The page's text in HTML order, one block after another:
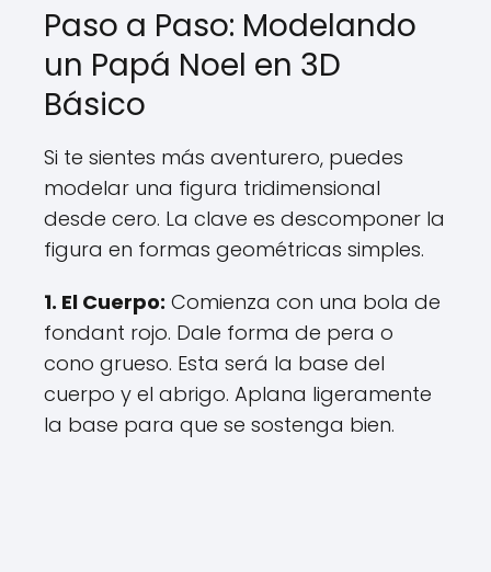
Paso a Paso: Modelando
un Papá Noel en 3D
Básico
Si te sientes más aventurero, puedes
modelar una figura tridimensional
desde cero. La clave es descomponer la
figura en formas geométricas simples.
1. El Cuerpo: Comienza con una bola de
fondant rojo. Dale forma de pera o
cono grueso. Esta será la base del
cuerpo y el abrigo. Aplana ligeramente
la base para que se sostenga bien.